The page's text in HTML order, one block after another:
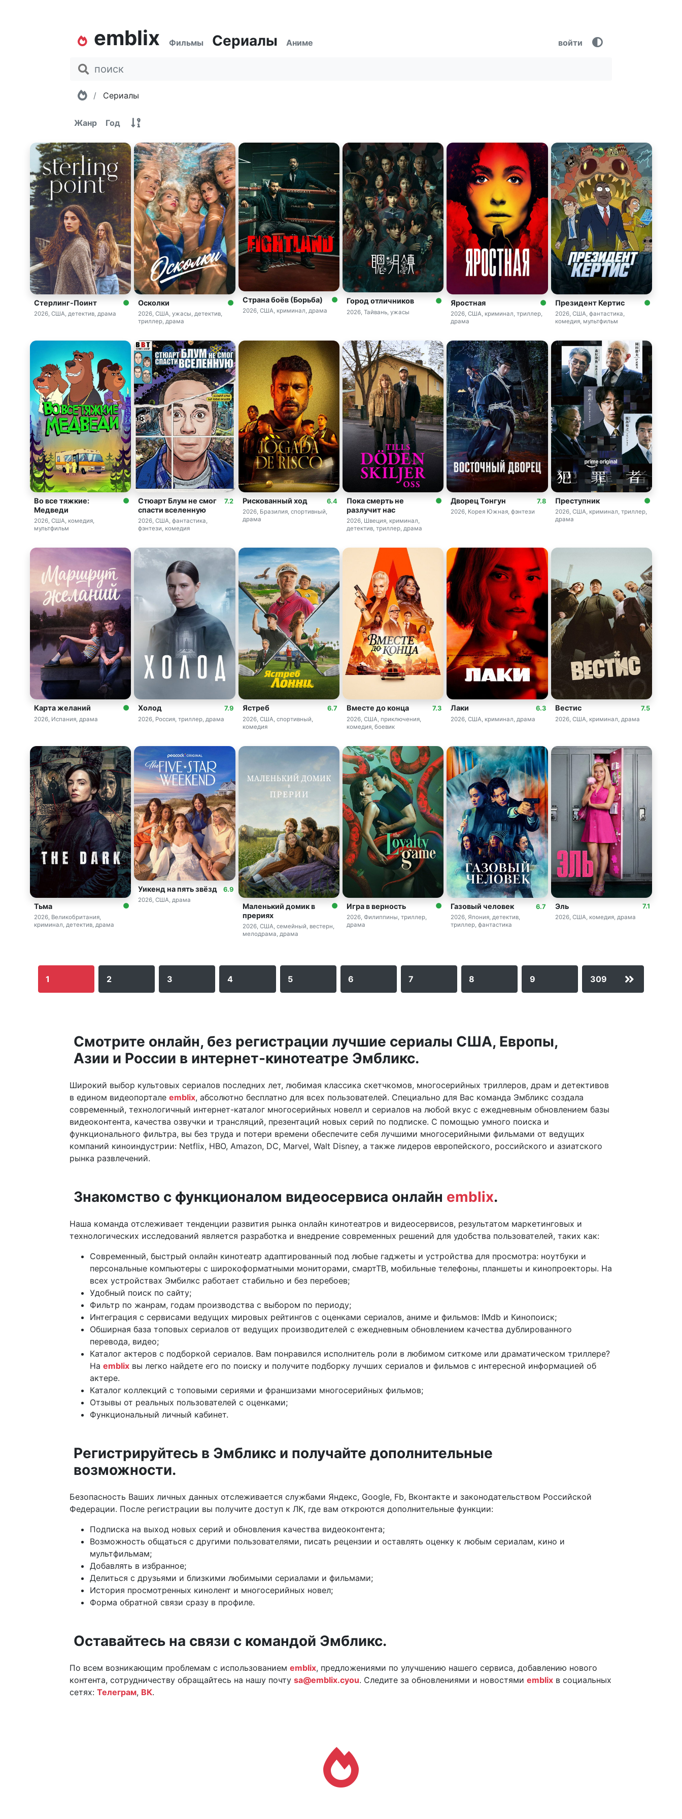
emblix Фильмы Сериалы Аниме войти
Главная
Сериалы
Жанр Год
Стерлинг-Поинт
2026, США, детектив, драма
Осколки
2026, США, ужасы, детектив,
триллер, драма
Страна боёв (Борьба)
2026, США, криминал, драма
Город отличников
2026, Тайвань, ужасы
Яростная
2026, США, криминал, триллер,
драма
Президент Кертис
2026, США, фантастика,
комедия, мультфильм
Во все тяжкие:
Медведи
2026, США, комедия,
мультфильм
7.2
Стюарт Блум не смог
спасти вселенную
2026, США, фантастика,
фэнтези, комедия
6.4
Рискованный ход
2026, Бразилия, спортивный,
драма
Пока смерть не
разлучит нас
2026, Швеция, криминал,
детектив, триллер, драма
7.8
Дворец Тонгун
2026, Корея Южная, фэнтези
Преступник
2026, США, криминал, триллер,
драма
Карта желаний
2026, Испания, драма
7.9
Холод
2026, Россия, триллер, драма
6.7
Ястреб
2026, США, спортивный,
комедия
7.3
Вместе до конца
2026, США, приключения,
комедия, боевик
6.3
Лаки
2026, США, криминал, драма
7.5
Вестис
2026, США, криминал, драма
Тьма
2026, Великобритания,
криминал, детектив, драма
6.9
Уикенд на пять звёзд
2026, США, драма
Маленький домик в
прериях
2026, США, семейный, вестерн,
мелодрама, драма
Игра в верность
2026, Филиппины, триллер,
драма
6.7
Газовый человек
2026, Япония, детектив,
триллер, фантастика
7.1
Эль
2026, США, комедия, драма
1 2 3 4 5 6 7 8 9 309
Смотрите онлайн, без регистрации лучшие сериалы США, Европы,
Азии и России в интернет-кинотеатре Эмбликс.
Широкий выбор культовых сериалов последних лет, любимая классика скетчкомов, многосерийных триллеров, драм и детективов
в едином видеопортале emblix, абсолютно бесплатно для всех пользователей. Специально для Вас команда Эмбликс создала
современный, технологичный интернет-каталог многосерийных новелл и сериалов на любой вкус с ежедневным обновлением базы
видеоконтента, качества озвучки и трансляций, презентаций новых серий по подписке. С помощью умного поиска и
функционального фильтра, вы без труда и потери времени обеспечите себя лучшими многосерийными фильмами от ведущих
компаний киноиндустрии: Netflix, HBO, Amazon, DC, Marvel, Walt Disney, а также лидеров европейского, российского и азиатского
рынка развлечений.
Знакомство с функционалом видеосервиса онлайн emblix.
Наша команда отслеживает тенденции развития рынка онлайн кинотеатров и видеосервисов, результатом маркетинговых и
технологических исследований является разработка и внедрение современных решений для удобства пользователей, таких как:
Современный, быстрый онлайн кинотеатр адаптированный под любые гаджеты и устройства для просмотра: ноутбуки и
персональные компьютеры с широкоформатными мониторами, смартТВ, мобильные телефоны, планшеты и кинопроекторы. На
всех устройствах Эмбилкс работает стабильно и без перебоев;
Удобный поиск по сайту;
Фильтр по жанрам, годам производства с выбором по периоду;
Интеграция с сервисами ведущих мировых рейтингов с оценками сериалов, аниме и фильмов: IMdb и Кинопоиск;
Обширная база топовых сериалов от ведущих производителей с ежедневным обновлением качества дублированного
перевода, видео;
Каталог актеров с подборкой сериалов. Вам понравился исполнитель роли в любимом ситкоме или драматическом триллере?
На emblix вы легко найдете его по поиску и получите подборку лучших сериалов и фильмов с интересной информацией об
актере.
Каталог коллекций с топовыми сериями и франшизами многосерийных фильмов;
Отзывы от реальных пользователей с оценками;
Функциональный личный кабинет.
Регистрируйтесь в Эмбликс и получайте дополнительные
возможности.
Безопасность Ваших личных данных отслеживается службами Яндекс, Google, Fb, Вконтакте и законодательством Российской
Федерации. После регистрации вы получите доступ к ЛК, где вам откроются дополнительные функции:
Подписка на выход новых серий и обновления качества видеоконтента;
Возможность общаться с другими пользователями, писать рецензии и оставлять оценку к любым сериалам, кино и
мультфильмам;
Добавлять в избранное;
Делиться с друзьями и близкими любимыми сериалами и фильмами;
История просмотренных кинолент и многосерийных новел;
Форма обратной связи сразу в профиле.
Оставайтесь на связи с командой Эмбликс.
По всем возникающим проблемам с использованием emblix, предложениями по улучшению нашего сервиса, добавлению нового
контента, сотрудничеству обращайтесь на нашу почту sa@emblix.cyou. Следите за обновлениями и новостями emblix в социальных
сетях: Телеграм, ВК.